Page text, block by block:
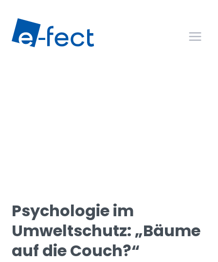
Inhalt
springen
Psychologie im
Umweltschutz: „Bäume
auf die Couch?“